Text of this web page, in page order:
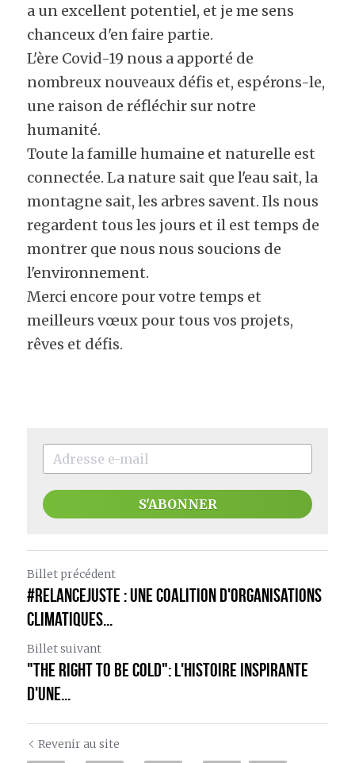
a un excellent potentiel, et je me sens
chanceux d'en faire partie.
L'ère Covid-19 nous a apporté de
nombreux nouveaux défis et, espérons-le,
une raison de réfléchir sur notre
humanité.
Toute la famille humaine et naturelle est
connectée. La nature sait que l'eau sait, la
montagne sait, les arbres savent. Ils nous
regardent tous les jours et il est temps de
montrer que nous nous soucions de
l'environnement.
Merci encore pour votre temps et
meilleurs vœux pour tous vos projets,
rêves et défis.
S'ABONNER
Billet précédent
#RelanceJuste : Une Coalition d'organisations
climatiques...
Billet suivant
"The Right to be Cold": L'histoire inspirante
d'une...
Revenir au site